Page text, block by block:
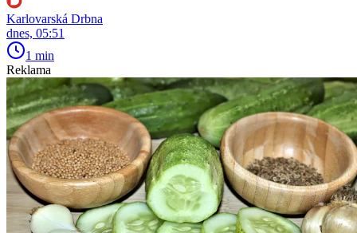
Karlovarská Drbna
dnes, 05:51
1 min
Reklama